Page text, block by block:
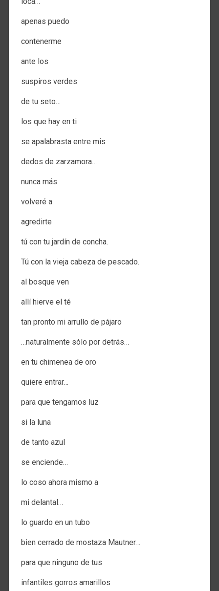
apenas puedo
contenerme
ante los
suspiros verdes
de tu seto…
los que hay en ti
se apalabrasta entre mis
dedos de zarzamora…
nunca más
volveré a
agredirte
tú con tu jardín de concha.
Tú con la vieja cabeza de pescado.
al bosque ven
allí hierve el té
tan pronto mi arrullo de pájaro
…naturalmente sólo por detrás…
en tu chimenea de oro
quiere entrar…
para que tengamos luz
si la luna
de tanto azul
se enciende…
lo coso ahora mismo a
mi delantal…
lo guardo en un tubo
bien cerrado de mostaza Mautner…
para que ninguno de tus
infantiles gorros amarillos